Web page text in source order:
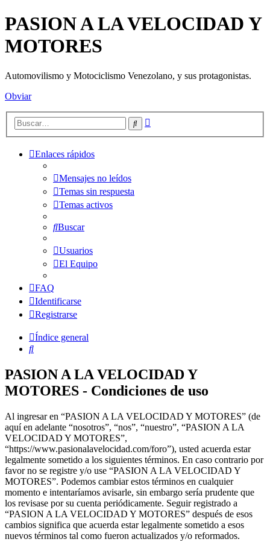
PASION A LA VELOCIDAD Y
MOTORES
Automovilismo y Motociclismo Venezolano, y sus protagonistas.
Obviar
Buscar
Enlaces rápidos
Mensajes no leídos
Temas sin respuesta
Temas activos
Buscar
Usuarios
El Equipo
FAQ
Identificarse
Registrarse
Índice general
Buscar
PASION A LA VELOCIDAD Y
MOTORES - Condiciones de uso
Al ingresar en “PASION A LA VELOCIDAD Y MOTORES” (de
aquí en adelante “nosotros”, “nos”, “nuestro”, “PASION A LA
VELOCIDAD Y MOTORES”,
“https://www.pasionalavelocidad.com/foro”), usted acuerda estar
legalmente sometido a los siguientes términos. En caso contrario por
favor no se registre y/o use “PASION A LA VELOCIDAD Y
MOTORES”. Podemos cambiar estos términos en cualquier
momento e intentaríamos avisarle, sin embargo sería prudente que
los revisase por su cuenta periódicamente. Seguir registrado a
“PASION A LA VELOCIDAD Y MOTORES” después de esos
cambios significa que acuerda estar legalmente sometido a esos
nuevos términos tal como fueron actualizados y/o reformados.